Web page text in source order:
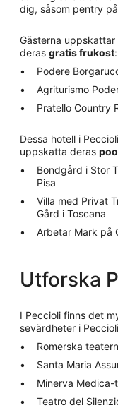
dig, såsom pentry
Gästerna
deras gratis frukost:
Podere
Agriturismo
Pratello Country
Dessa hotell i
uppskatta deras
Bondgård i Stor
Pisa
Villa med Privat
Gård i Toscana
Arbetar Mark på
Utforska
I Peccioli finns det
sevärdheter i
Romerska teatern
Santa Maria
Minerva Medica-
Teatro del